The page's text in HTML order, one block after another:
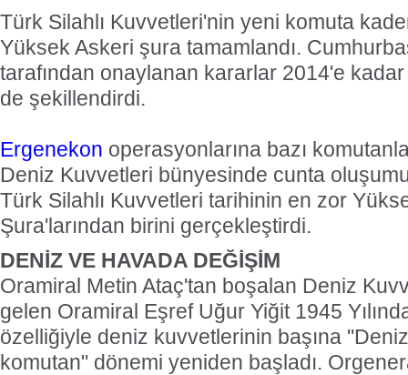
Türk Silahlı Kuvvetleri'nin yeni komuta
Yüksek Askeri şura tamamlandı.
tarafından onaylanan kararlar 2014'e
de şekillendirdi.
Ergenekon operasyonlarına bazı
Deniz Kuvvetleri bünyesinde cunta
Türk Silahlı Kuvvetleri tarihinin en zor
Şura'larından birini gerçekleştirdi.
DENİZ VE HAVADA DEĞİŞİM
Oramiral Metin Ataç'tan boşalan Deniz
gelen Oramiral Eşref Uğur Yiğit 1945
özelliğiyle deniz kuvvetlerinin başına "Deniz
komutan" dönemi yeniden başladı.